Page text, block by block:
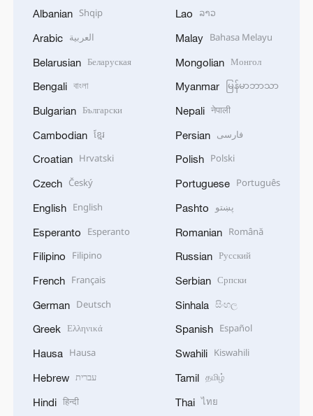
Albanian Shqip
Arabic العربية
Belarusian Беларуская
Bengali বাংলা
Bulgarian Български
Cambodian ខ្មែរ
Croatian Hrvatski
Czech Český
English English
Esperanto Esperanto
Filipino Filipino
French Français
German Deutsch
Greek Ελληνικά
Hausa Hausa
Hebrew עברית
Hindi हिन्दी
Lao ລາວ
Malay Bahasa Melayu
Mongolian Монгол
Myanmar မြန်မာဘာသာ
Nepali नेपाली
Persian فارسی
Polish Polski
Portuguese Português
Pashto پښتو
Romanian Română
Russian Русский
Serbian Српски
Sinhala සිංහල
Spanish Español
Swahili Kiswahili
Tamil தமிழ்
Thai ไทย